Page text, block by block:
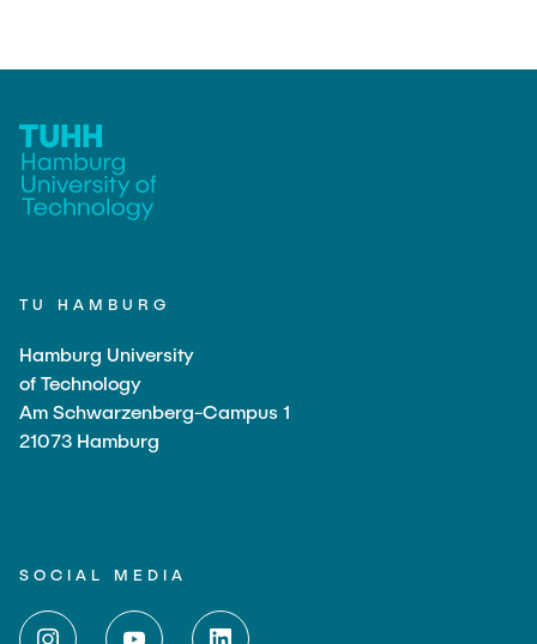
TU HAMBURG
Hamburg University
of Technology
Am Schwarzenberg-Campus 1
21073 Hamburg
SOCIAL MEDIA